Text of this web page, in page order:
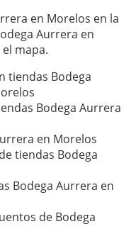
en Morelos en la
Aurrera en
mapa.
tiendas Bodega
Bodega Aurrera
en Morelos
tiendas Bodega
Bodega Aurrera en
de Bodega